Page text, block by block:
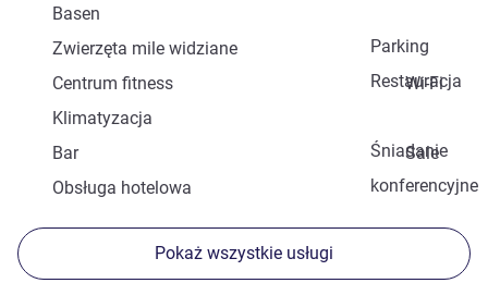
Basen
Parking
Zwierzęta mile widziane
Restauracja
Centrum fitness
Wi-Fi
Klimatyzacja
Śniadanie
Bar
Sale
konferencyjne
Obsługa hotelowa
Pokaż wszystkie usługi